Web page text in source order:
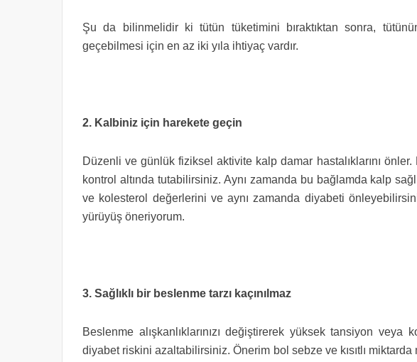
Şu da bilinmelidir ki tütün tüketimini bıraktıktan sonra,
geçebilmesi için en az iki yıla ihtiyaç vardır.
2. Kalbiniz için harekete geçin
Düzenli ve günlük fiziksel aktivite kalp damar hastalıklarını
kontrol altında tutabilirsiniz. Aynı zamanda bu bağlamda kalp
ve kolesterol değerlerini ve aynı zamanda diyabeti
yürüyüş öneriyorum.
3. Sağlıklı bir beslenme tarzı kaçınılmaz
Beslenme alışkanlıklarınızı değiştirerek yüksek tansiyon
diyabet riskini azaltabilirsiniz. Önerim bol sebze ve kısıtlı miktarda